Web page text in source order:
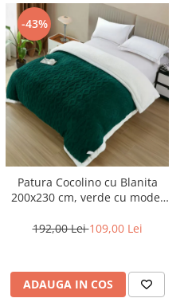
-43%
Patura Cocolino cu Blanita
200x230 cm, verde cu model
192,00 Lei109,00 Lei
ADAUGA IN COS